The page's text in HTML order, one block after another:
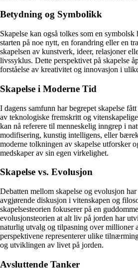
Betydning og Symbolikk
Skapelse kan også tolkes som en symbolsk
starten på noe nytt, en forandring eller en
skapelsen av kunstverk, ideer, relasjoner
livssyklus. Dette perspektivet på skapelse
forståelse av kreativitet og innovasjon i
Skapelse i Moderne Tid
I dagens samfunn har begrepet skapelse
av teknologiske fremskritt og
kan nå referere til menneskelig inngrep i
modifisering, kunstig intelligens, eller
moderne tolkningen av skapelse utforsker
medskaper av sin egen virkelighet.
Skapelse vs. Evolusjon
Debatten mellom skapelse og evolusjon
avgjørende diskusjon i vitenskapen og
skapelsesteorien fokuserer på en
evolusjonsteorien at alt liv på jorden har
naturlig utvalg og tilpasning over millioner
perspektivene representerer ulike
og utviklingen av livet på jorden.
Avsluttende Tanker